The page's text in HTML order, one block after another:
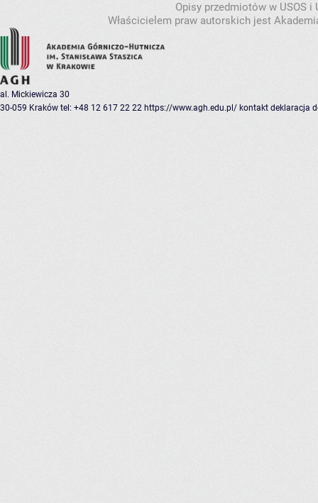
Opisy przedmiotów w USOS
Właścicielem praw autorskich jest
al. Mickiewicza 30
30-059 Kraków tel: +48 12 617 22 22 https://www.agh.edu.pl/ kontakt deklaracja